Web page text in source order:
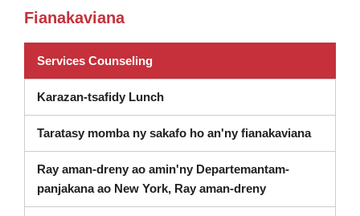
Fianakaviana
Services Counseling(misokatra amin'ny varavarankely
Karazan-tsafidy Lunch
Taratasy momba ny sakafo ho an'ny fianakaviana
Ray aman-dreny ao amin'ny Departemantam-
panjakana ao New York, Ray aman-drenyDashboard